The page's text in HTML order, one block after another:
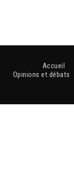
Accueil
Opinions et débats